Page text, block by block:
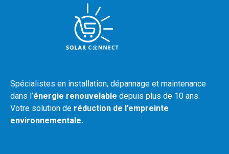
Spécialistes en installation, dépannage et maintenance
dans l’énergie renouvelable depuis plus de 10 ans.
Votre solution de réduction de l’empreinte
environnementale.